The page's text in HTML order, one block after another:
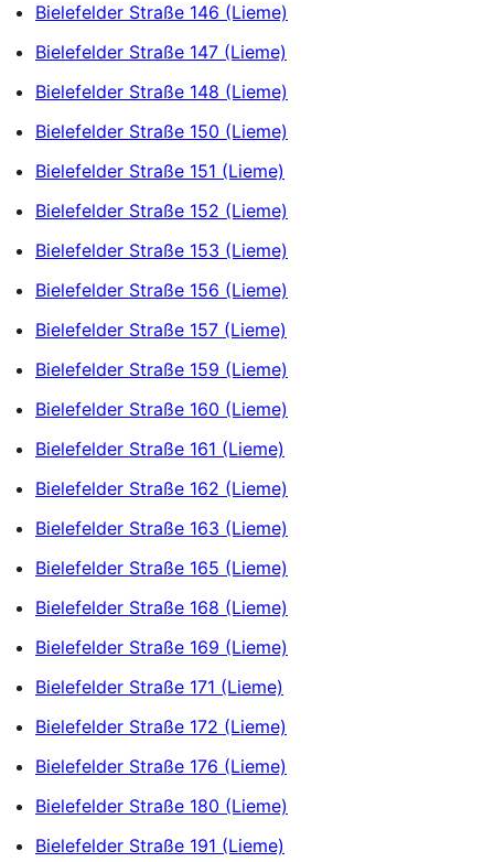
Bielefelder Straße 146 (Lieme)
Bielefelder Straße 147 (Lieme)
Bielefelder Straße 148 (Lieme)
Bielefelder Straße 150 (Lieme)
Bielefelder Straße 151 (Lieme)
Bielefelder Straße 152 (Lieme)
Bielefelder Straße 153 (Lieme)
Bielefelder Straße 156 (Lieme)
Bielefelder Straße 157 (Lieme)
Bielefelder Straße 159 (Lieme)
Bielefelder Straße 160 (Lieme)
Bielefelder Straße 161 (Lieme)
Bielefelder Straße 162 (Lieme)
Bielefelder Straße 163 (Lieme)
Bielefelder Straße 165 (Lieme)
Bielefelder Straße 168 (Lieme)
Bielefelder Straße 169 (Lieme)
Bielefelder Straße 171 (Lieme)
Bielefelder Straße 172 (Lieme)
Bielefelder Straße 176 (Lieme)
Bielefelder Straße 180 (Lieme)
Bielefelder Straße 191 (Lieme)